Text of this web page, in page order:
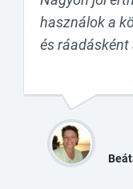
használok a
és ráadásként